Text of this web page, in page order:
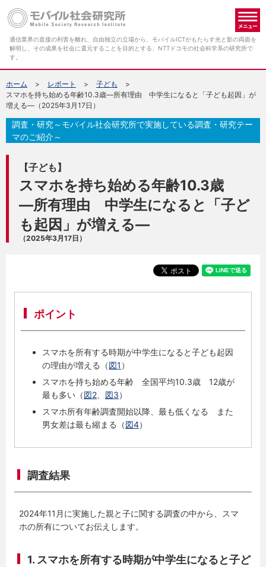
通信業界の直接の利害を離れ、自由独立の立場から、モバイルICTがもたらす光と影の両面を
解明し、その成果を社会に還元することを目的とする、NTTドコモの社会科学系の研究所で
す。
ホーム レポート
子ども
スマホを持ち始める年齢10.3歳―所有理由 中学生になると「子ども起因」が
増える―（2025年3月17日）
【子ども】
スマホを持ち始める年齢10.3歳
―所有理由 中学生になると「子ど
も起因」が増える―
（2025年3月17日）
調査・研究～モバイル社会研究所で実施している調査・研究テー
マのご紹介～
ポイント
スマホを所有する時期が中学生になると子ども起因
の理由が増える（図1 ）
スマホを持ち始める年齢 全国平均10.3歳 12歳が
最も多い（図2 図3）
スマホ所有年齢調査開始以降、最も低くなる また
男女差は最も縮まる（図4）
調査結果
2024年11月に実施した親と子に関する調査の中から、スマ
ホの所有についてお伝えします。
1. スマホを所有する時期が中学生になると子ど